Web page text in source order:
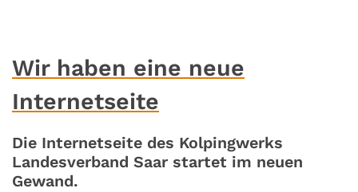
Wir haben eine neue
Internetseite
Die Internetseite des Kolpingwerks
Landesverband Saar startet im neuen
Gewand.